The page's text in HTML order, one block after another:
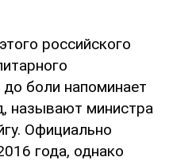
российского
боли напоминает
называют министра
Официально
года, однако